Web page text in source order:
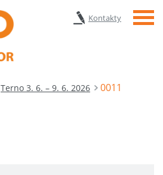
Kontakty Menu
Terno 3. 6. – 9. 6. 2026 0011